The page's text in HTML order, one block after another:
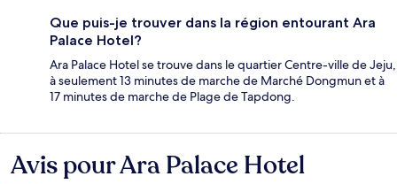
Que puis-je trouver dans la région entourant Ara
Palace Hotel?
Ara Palace Hotel se trouve dans le quartier Centre-ville de Jeju,
à seulement 13 minutes de marche de Marché Dongmun et à
17 minutes de marche de Plage de Tapdong.
Avis
Avis pour Ara Palace Hotel